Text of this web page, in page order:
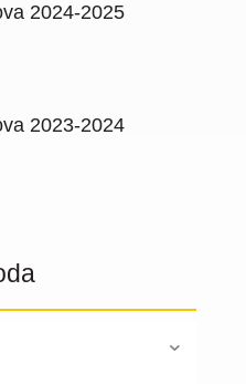
2024-2025
2023-2024